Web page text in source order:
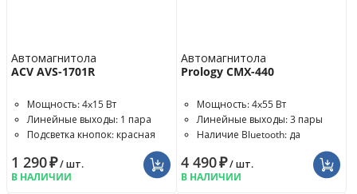
Автомагнитола
ACV AVS-1701R
Мощность: 4x15 Вт
Линейные выходы: 1 пара
Подсветка кнопок: красная
1 290₽/ шт.
В НАЛИЧИИ
Автомагнитола
Prology CMX-440
Мощность: 4x55 Вт
Линейные выходы: 3 пары
Наличие Bluetooth: да
4 490₽/ шт.
В НАЛИЧИИ